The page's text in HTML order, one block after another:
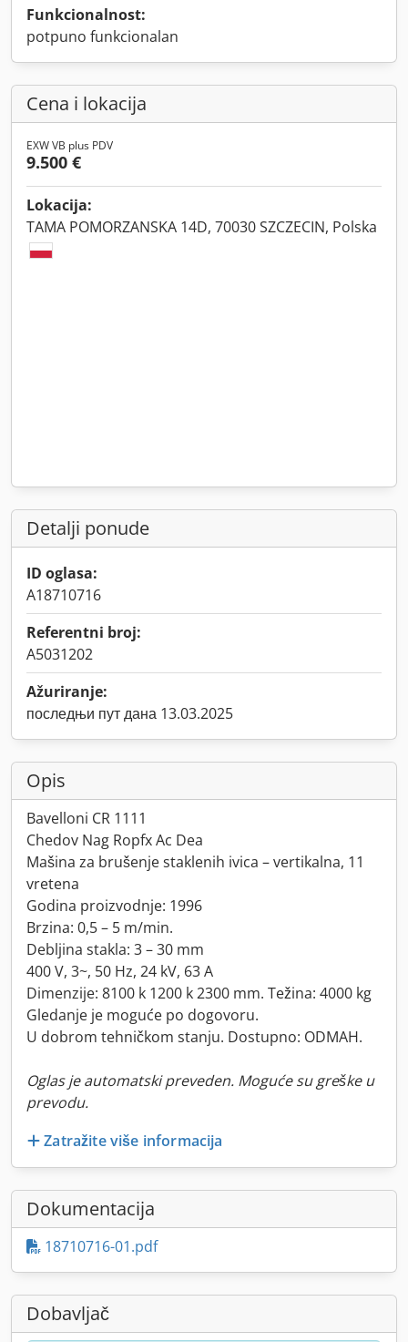
Funkcionalnost:
potpuno funkcionalan
Cena i lokacija
EXW VB plus PDV
9.500 €
Lokacija:
TAMA POMORZANSKA 14D, 70030 SZCZECIN, Polska
Detalji ponude
ID oglasa:
A18710716
Referentni broj:
A5031202
Ažuriranje:
последњи пут дана 13.03.2025
Opis
Bavelloni CR 1111
Chedov Nag Ropfx Ac Dea
Mašina za brušenje staklenih ivica – vertikalna, 11
vretena
Godina proizvodnje: 1996
Brzina: 0,5 – 5 m/min.
Debljina stakla: 3 – 30 mm
400 V, 3~, 50 Hz, 24 kV, 63 A
Dimenzije: 8100 k 1200 k 2300 mm. Težina: 4000 kg
Gledanje je moguće po dogovoru.
U dobrom tehničkom stanju. Dostupno: ODMAH.
Oglas je automatski preveden. Moguće su greške u
prevodu.
Zatražite više informacija
Dokumentacija
18710716-01.pdf
Dobavljač